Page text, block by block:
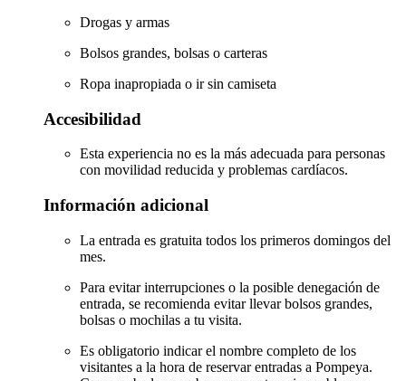
Drogas y armas
Bolsos grandes, bolsas o carteras
Ropa inapropiada o ir sin camiseta
Accesibilidad
Esta experiencia no es la más adecuada para personas
con movilidad reducida y problemas cardíacos.
Información adicional
La entrada es gratuita todos los primeros domingos del
mes.
Para evitar interrupciones o la posible denegación de
entrada, se recomienda evitar llevar bolsos grandes,
bolsas o mochilas a tu visita.
Es obligatorio indicar el nombre completo de los
visitantes a la hora de reservar entradas a Pompeya.